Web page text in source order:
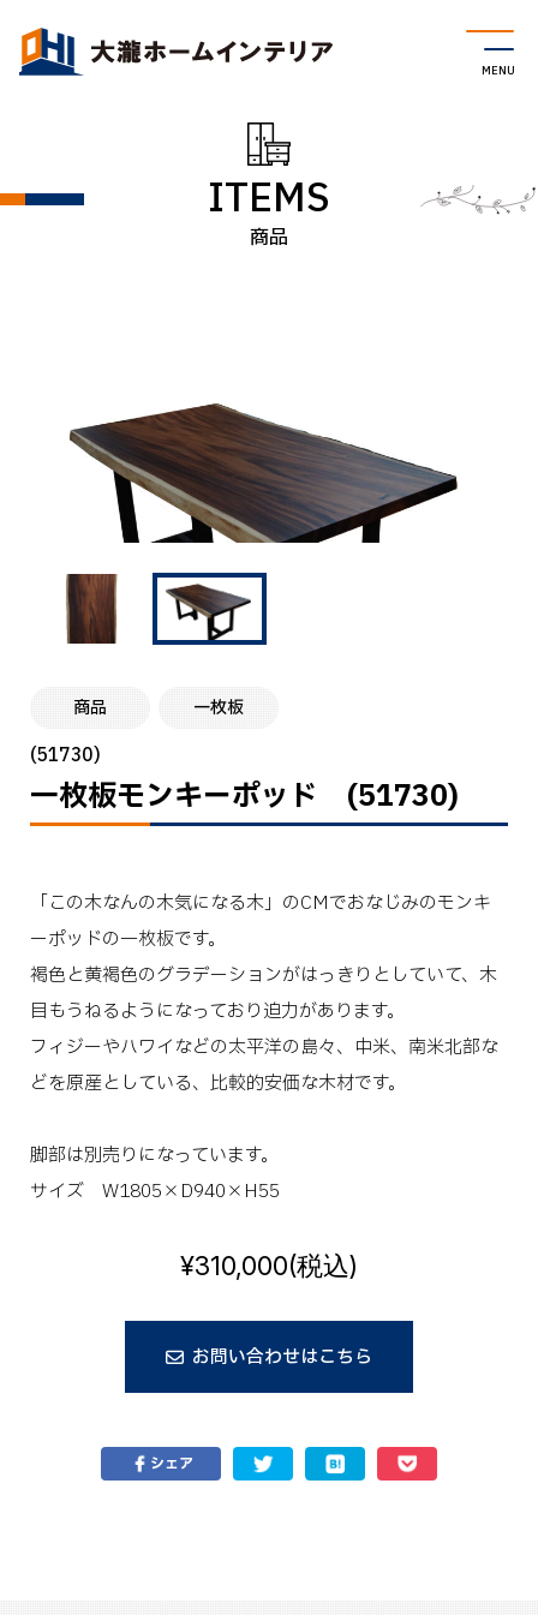
ITEMS
商品 一枚板
(51730)
一枚板モンキーポッド (51730)
「この木なんの木気になる木」のCMでおなじみのモンキ
ーポッドの一枚板です。
褐色と黄褐色のグラデーションがはっきりとしていて、木
目もうねるようになっており迫力があります。
フィジーやハワイなどの太平洋の島々、中米、南米北部な
どを原産としている、比較的安価な木材です。
脚部は別売りになっています。
サイズ W1805×D940×H55
¥310,000(税込)
お問い合わせはこちら
シェア